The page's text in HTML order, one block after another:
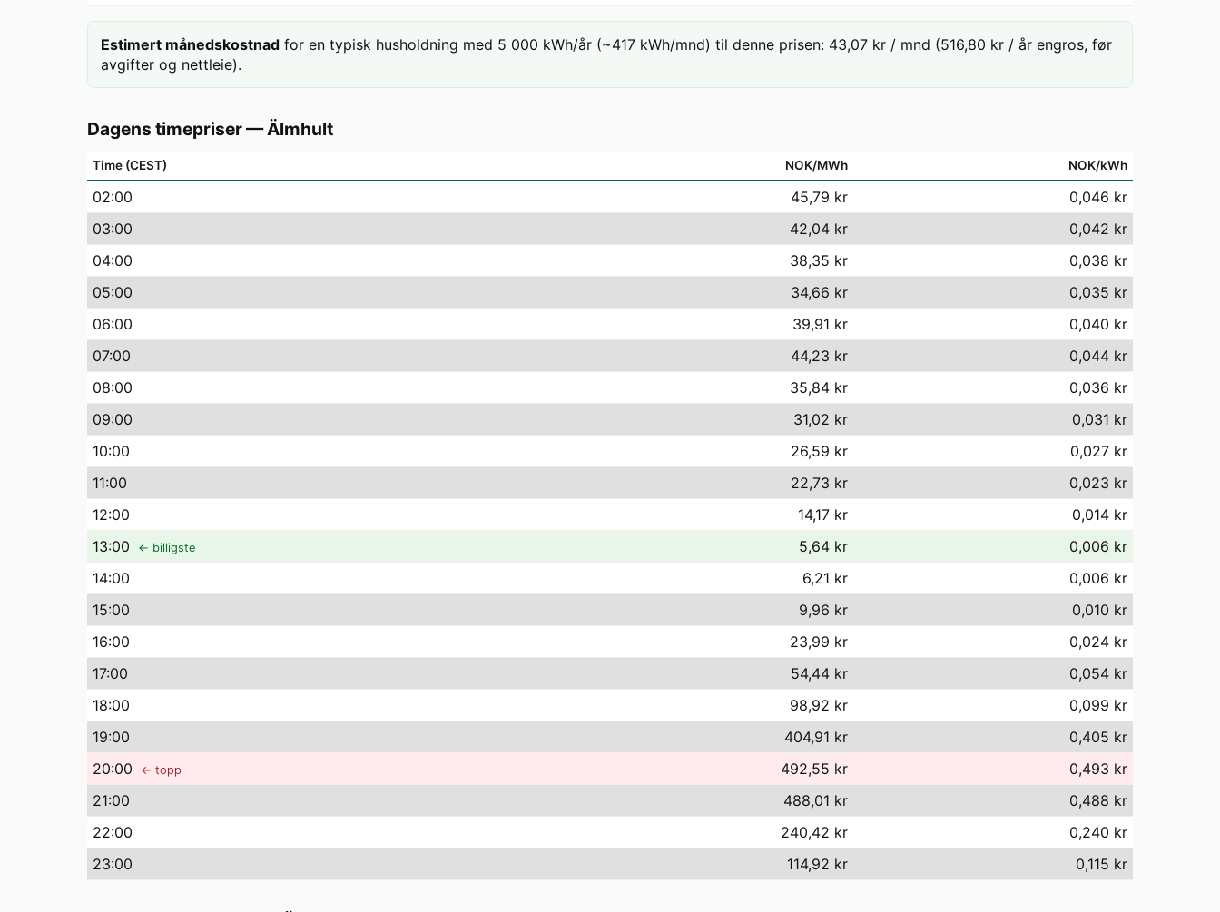
Estimert månedskostnad for en typisk husholdning med 5 000 kWh/år (~417 kWh/mnd) til denne prisen: 43,07 kr / mnd (516,80 kr / år engros, før
avgifter og nettleie).
Dagens timepriser—Älmhult
Time (CEST) NOK/MWh NOK/kWh
02:00 45,79 kr
0,046 kr
03:00 42,04 kr
0,042 kr
04:00 38,35 kr
0,038 kr
05:00 34,66 kr
0,035 kr
06:00 39,91 kr
0,040 kr
07:00 44,23 kr
0,044 kr
08:00 35,84 kr
0,036 kr
09:00 31,02 kr
0,031 kr
10:00 26,59 kr
0,027 kr
11:00 22,73 kr
0,023 kr
12:00 14,17 kr
0,014 kr
13:00 ← billigste 5,64 kr
0,006 kr
14:00 6,21 kr
0,006 kr
15:00 9,96 kr
0,010 kr
16:00 23,99 kr
0,024 kr
17:00 54,44 kr
0,054 kr
18:00 98,92 kr
0,099 kr
19:00 404,91 kr
0,405 kr
20:00 ← topp 492,55 kr
0,493 kr
21:00 488,01 kr
0,488 kr
22:00 240,42 kr
0,240 kr
23:00 114,92 kr 0,115 kr